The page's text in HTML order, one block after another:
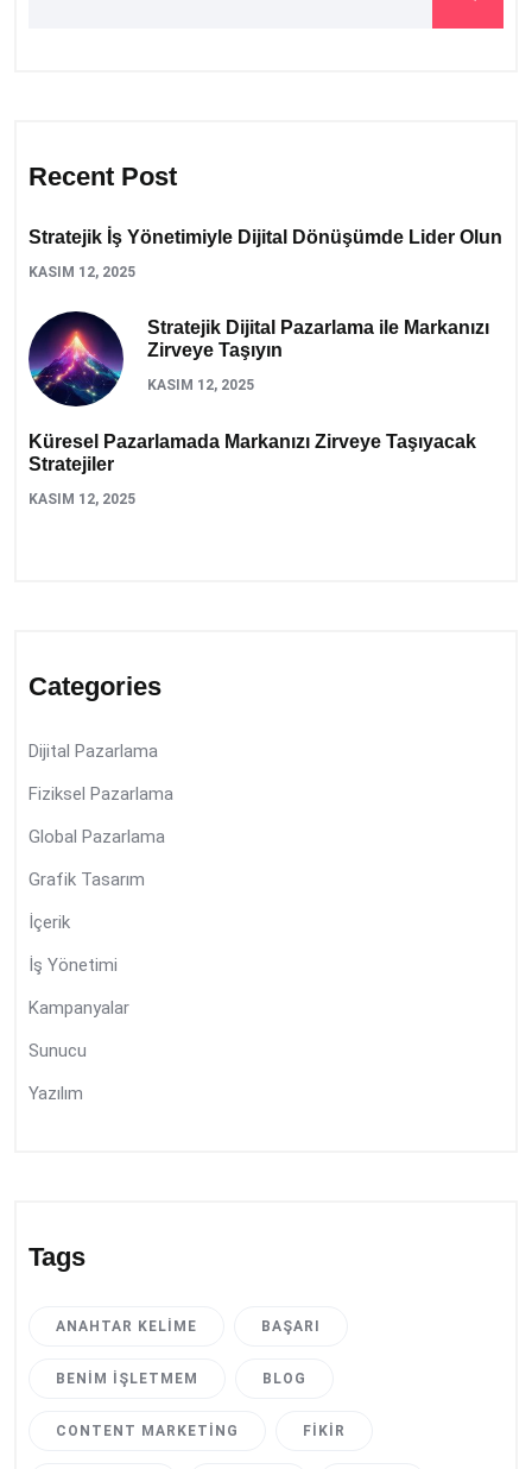
Recent Post
Stratejik İş Yönetimiyle Dijital Dönüşümde Lider Olun
KASIM 12, 2025
Stratejik Dijital Pazarlama ile Markanızı
Zirveye Taşıyın
KASIM 12, 2025
Küresel Pazarlamada Markanızı Zirveye Taşıyacak
Stratejiler
KASIM 12, 2025
Categories
Dijital Pazarlama
Fiziksel Pazarlama
Global Pazarlama
Grafik Tasarım
İçerik
İş Yönetimi
Kampanyalar
Sunucu
Yazılım
Tags
ANAHTAR KELIME BAŞARI
BENIM İŞLETMEM BLOG
CONTENT MARKETING FIKIR